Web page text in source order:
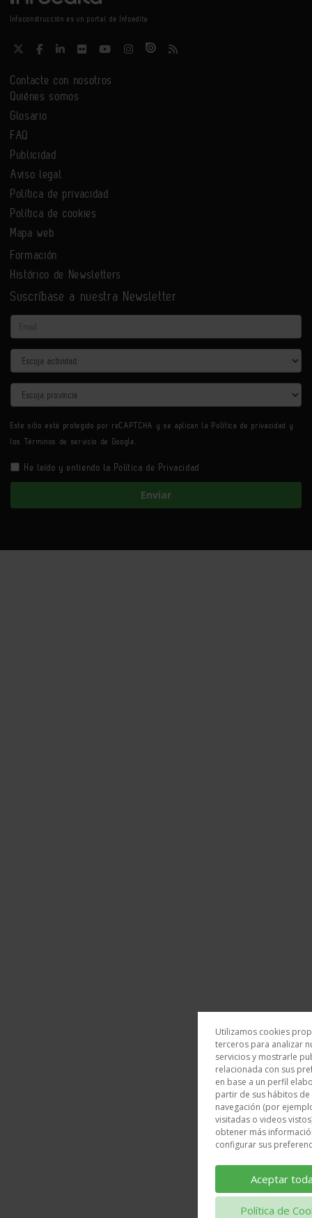
Infoconstrucción es un portal de Infoedita
Contacte con nosotros
Quiénes somos
Glosario
FAQ
Publicidad
Aviso legal
Política de privacidad
Política de cookies
Mapa web
Formación
Histórico de Newsletters
Suscríbase a nuestra Newsletter
Email
Actividad
Provincia
Este sitio está protegido por reCAPTCHA y se aplican la Política de privacidad y
los Términos de servicio de Google.
He leído y entiendo la Política de Privacidad
Enviar
Utilizamos cookies
terceros para analizar
servicios y mostrarle
relacionada con sus
en base a un perfil
partir de sus hábitos de
navegación (por
visitadas o videos
obtener más
configurar sus
Aceptar
Política de